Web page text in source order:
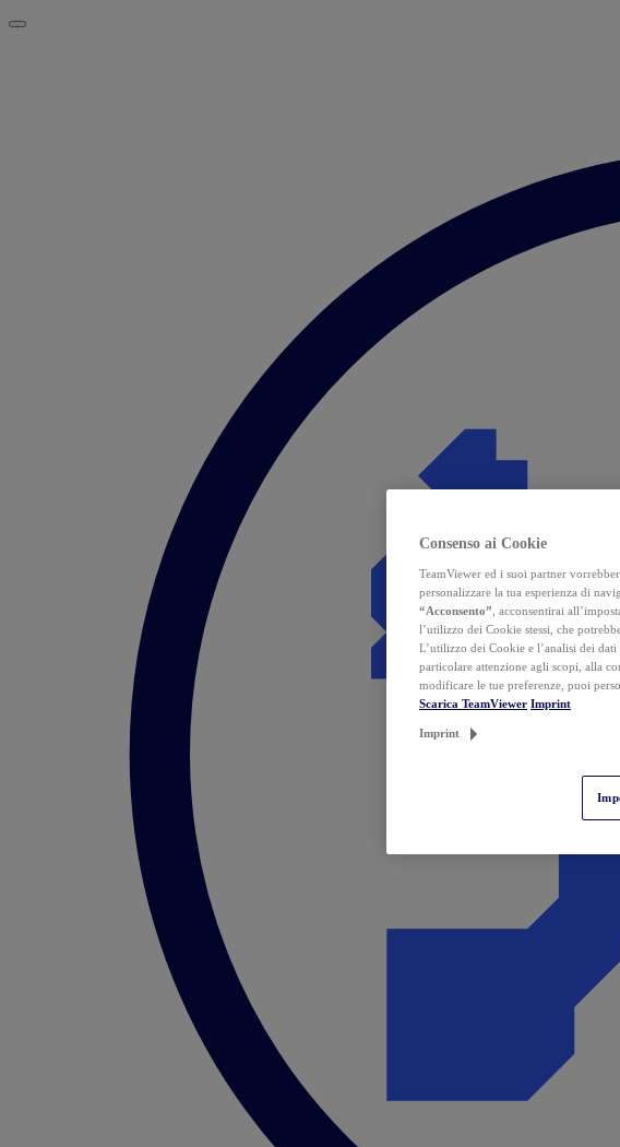
Consenso ai Cookie
TeamViewer ed i suoi partner
personalizzare la tua esperienza di
“Acconsento” , acconsentirai
l’utilizzo dei Cookie stessi, che
L’utilizzo dei Cookie e l’analisi dei
particolare attenzione agli scopi, alla
modificare le tue preferenze, puoi
Scarica TeamViewer Imprint
Imprint